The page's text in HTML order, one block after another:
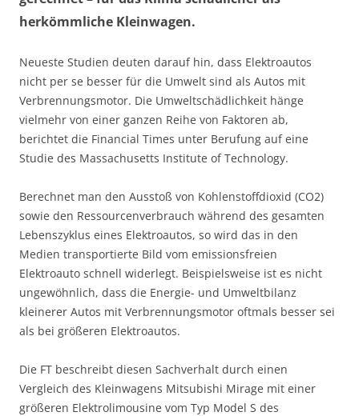
herkömmliche Kleinwagen.
Neueste Studien deuten darauf hin, dass Elektroautos
nicht per se besser für die Umwelt sind als Autos mit
Verbrennungsmotor. Die Umweltschädlichkeit hänge
vielmehr von einer ganzen Reihe von Faktoren ab,
berichtet die Financial Times unter Berufung auf eine
Studie des Massachusetts Institute of Technology.
Berechnet man den Ausstoß von Kohlenstoffdioxid (CO2)
sowie den Ressourcenverbrauch während des gesamten
Lebenszyklus eines Elektroautos, so wird das in den
Medien transportierte Bild vom emissionsfreien
Elektroauto schnell widerlegt. Beispielsweise ist es nicht
ungewöhnlich, dass die Energie- und Umweltbilanz
kleinerer Autos mit Verbrennungsmotor oftmals besser sei
als bei größeren Elektroautos.
Die FT beschreibt diesen Sachverhalt durch einen
Vergleich des Kleinwagens Mitsubishi Mirage mit einer
größeren Elektrolimousine vom Typ Model S des